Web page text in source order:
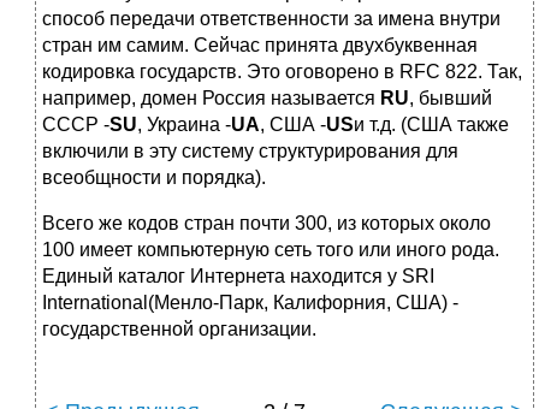
способ передачи ответственности за имена внутри
стран им самим. Сейчас принята двухбуквенная
кодировка государств. Это оговорено в RFC 822. Так,
например, домен Россия называется RU, бывший
СССР -SU, Украина -UA, США -USи т.д. (США также
включили в эту систему структурирования для
всеобщности и порядка).
Всего же кодов стран почти 300, из которых около
100 имеет компьютерную сеть того или иного рода.
Единый каталог Интернета находится у SRI
International(Менло-Парк, Калифорния, США) -
государственной организации.